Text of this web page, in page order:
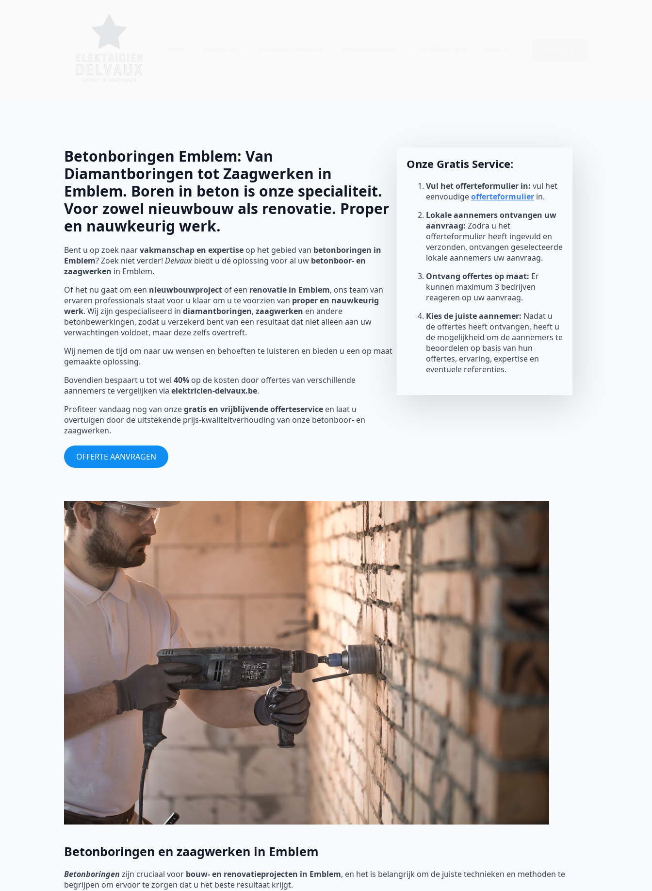
Betonboringen Emblem: Van
Diamantboringen tot Zaagwerken in
Emblem. Boren in beton is onze specialiteit.
Voor zowel nieuwbouw als renovatie. Proper
en nauwkeurig werk.
Bent u op zoek naarvakmanschap en expertise op het gebied van betonboringen in
Emblem? Zoek niet verder! Delvaux biedt u dé oplossing voor al uw betonboor- en
zaagwerken in Emblem.
Of het nu gaat om een nieuwbouwproject of een renovatie in Emblem, ons team van
ervaren professionals staat voor u klaar om u te voorzien van proper en nauwkeurig
werk. Wij zijn gespecialiseerd in diamantboringen, zaagwerken en andere
betonbewerkingen, zodat u verzekerd bent van een resultaat dat niet alleen aan uw
verwachtingen voldoet, maar deze zelfs overtreft.
Wij nemen de tijd om naar uw wensen en behoeften te luisteren en bieden u een op maat
gemaakte oplossing.
Bovendien bespaart u tot wel 40% op de kosten door offertes van verschillende
aannemers te vergelijken via elektricien-delvaux.be.
Profiteer vandaag nog van onzegratis en vrijblijvende offerteservice en laat u
overtuigen door de uitstekende prijs-kwaliteitverhouding van onze betonboor- en
zaagwerken.
OFFERTE AANVRAGEN
Onze Gratis Service:
Vul het offerteformulier in: vul het
eenvoudigeofferteformulier in.
Lokale aannemers ontvangen uw
aanvraag: Zodra u het
offerteformulier heeft ingevuld en
verzonden, ontvangen geselecteerde
lokale aannemers uw aanvraag.
Ontvang offertes op maat: Er
kunnen maximum 3 bedrijven
reageren op uw aanvraag.
Kies de juiste aannemer: Nadat u
de offertes heeft ontvangen, heeft u
de mogelijkheid om de aannemers te
beoordelen op basis van hun
offertes, ervaring, expertise en
eventuele referenties.
Betonboringen en zaagwerken in Emblem
Betonboringen zijn cruciaal voor bouw- en renovatieprojecten in Emblem, en het is belangrijk om de juiste technieken en methoden te
begrijpen om ervoor te zorgen dat u het beste resultaat krijgt.